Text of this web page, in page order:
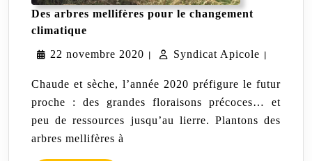
Des arbres mellifères pour le changement
climatique
mellifères
le
climatique
22 novembre 2020 22
| Syndicat Apicole Syndicat
|
Chaude et sèche, l’année 2020 préfigure le futur
proche : des grandes floraisons précoces… et
peu de ressources jusqu’au lierre. Plantons des
arbres mellifères à